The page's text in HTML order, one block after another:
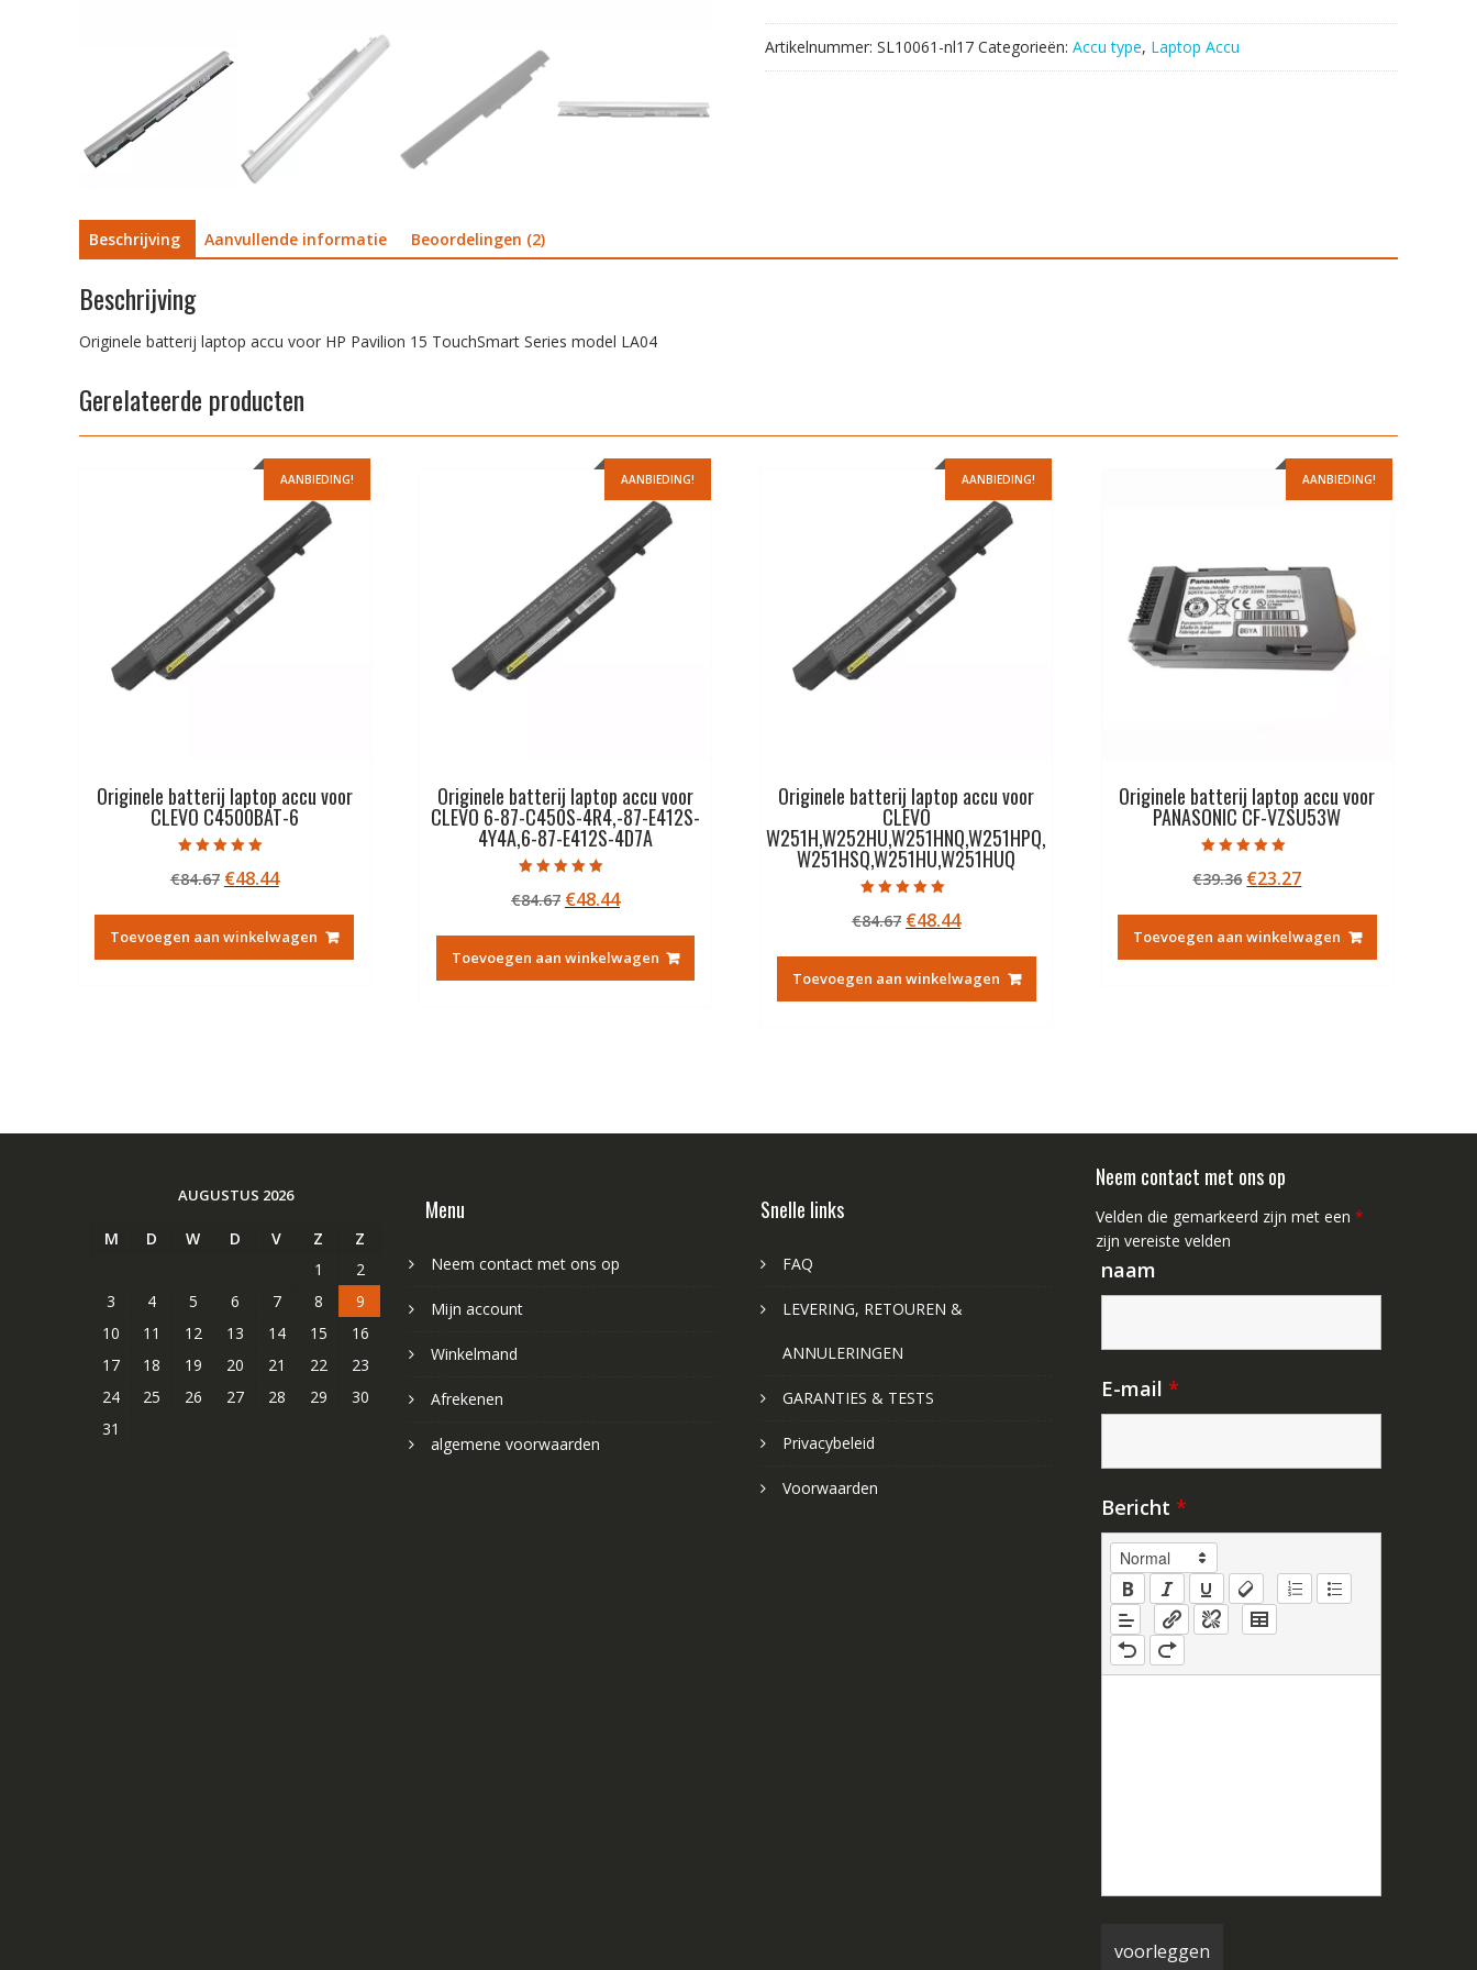
Series
model
LA04
Artikelnummer: SL10061-nl17 Categorieën: Accu type, Laptop Accu
Beschrijving Aanvullende informatie Beoordelingen (2)
Beschrijving
Originele batterij laptop accu voor HP Pavilion 15 TouchSmart Series model LA04
Gerelateerde producten
AANBIEDING!
Originele batterij laptop accu voor
CLEVO C4500BAT-6
5.00
uit 5
€84.67 Oorspronkelijke
was:
€84.67.
€48.44Huidige
€48.44.
Toevoegen aan winkelwagen
AANBIEDING!
Originele batterij laptop accu voor
CLEVO 6-87-C450S-4R4,-87-E412S-
4Y4A,6-87-E412S-4D7A
5.00
uit 5
€84.67 Oorspronkelijke
was:
€84.67.
€48.44Huidige
€48.44.
Toevoegen aan winkelwagen
AANBIEDING!
Originele batterij laptop accu voor
CLEVO
W251H,W252HU,W251HNQ,W251HPQ,
W251HSQ,W251HU,W251HUQ
5.00
uit 5
€84.67 Oorspronkelijke
was:
€84.67.
€48.44Huidige
€48.44.
Toevoegen aan winkelwagen
AANBIEDING!
Originele batterij laptop accu voor
PANASONIC CF-VZSU53W
5.00
uit 5
€39.36 Oorspronkelijke
was:
€39.36.
€23.27Huidige
€23.27.
Toevoegen aan winkelwagen
AUGUSTUS 2026
M D W D V Z
Z
1
2
3
4 5 6 7 8
9
10
11 12 13 14 15
16
17
18 19 20 21 22
23
24
25 26 27 28 29
30
31
Menu
Neem contact met ons op
Mijn account
Winkelmand
Afrekenen
algemene voorwaarden
Snelle links
FAQ
LEVERING, RETOUREN &
ANNULERINGEN
GARANTIES & TESTS
Privacybeleid
Voorwaarden
Neem contact met ons op
Velden die gemarkeerd zijn met een *
zijn vereiste velden
naam
E-mail *
Bericht *